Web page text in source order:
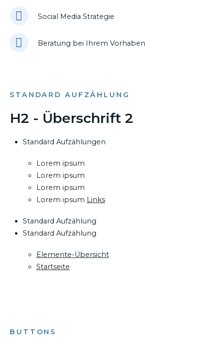
Social Media Strategie
Beratung bei Ihrem Vorhaben
STANDARD AUFZÄHLUNG
H2 - Überschrift 2
Standard Aufzählungen
Lorem ipsum
Lorem ipsum
Lorem ipsum
Lorem ipsum Links
Standard Aufzählung
Standard Aufzählung
Elemente-Übersicht
Startseite
BUTTONS